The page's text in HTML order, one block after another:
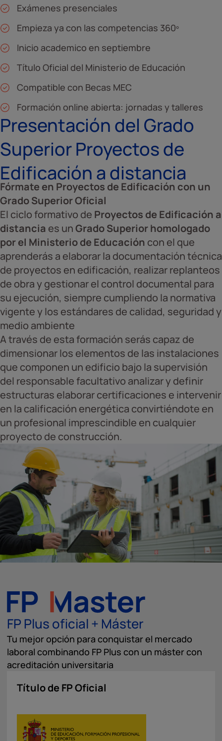
Exámenes presenciales
Empieza ya con las competencias 360º
Inicio academico en septiembre
Título Oficial del Ministerio de Educación
Compatible con Becas MEC
Formación online abierta: jornadas y talleres
Presentación del Grado
Superior Proyectos de
Edificación a distancia
Fórmate en Proyectos de Edificación con un
Grado Superior Oficial
El ciclo formativo de Proyectos de Edificación a
distancia es unGrado Superior homologado
por el Ministerio de Educación con el que
aprenderás a elaborar la documentación técnica
de proyectos en edificación, realizar replanteos
de obra y gestionar el control documental para
su ejecución, siempre cumpliendo la normativa
vigente y los estándares de calidad, seguridad y
medio ambiente
A través de esta formación serás capaz de
dimensionar los elementos de las instalaciones
que componen un edificio bajo la supervisión
del responsable facultativo analizar y definir
estructuras elaborar certificaciones e intervenir
en la calificación energética convirtiéndote en
un profesional imprescindible en cualquier
proyecto de construcción.
FP Plus oficial + Máster
Tu mejor opción para conquistar el mercado
laboral combinando FP Plus con un máster con
acreditación universitaria
Título de FP Oficial